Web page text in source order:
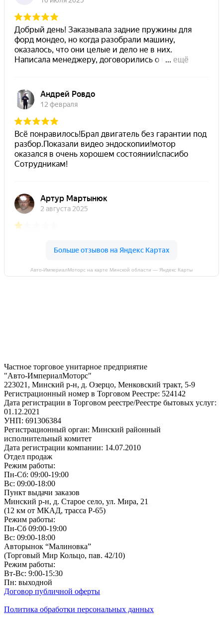
Авто-ИмпериалМоторс на карте Минской области — Яндекс Карты
Частное торговое унитарное предприятие
"Авто-ИмпериалМоторс"
223021, Минский р-н, д. Озерцо, Менковский тракт, 5-9
Регистрационный номер в Торговом Реестре: 524142
Дата регистрации в Торговом реестре/Реестре бытовых услуг:
01.12.2021
УНП: 691306384
Регистрационный орган: Минский районный
исполнительный комитет
Дата регистрации компании: 14.07.2010
Отдел продаж
Режим работы:
Пн-Сб: 09:00-19:00
Вс: 09:00-18:00
Пункт выдачи заказов
Минский р-н, д. Старое село, ул. Мира, 21
(12 км от МКАД, трасса P-65)
Режим работы:
Пн-Сб 09:00-19:00
Вс: 09:00-18:00
Авторынок “Малиновка”
(Торговый Мир Кольцо, пав. 42/10)
Режим работы:
Вт-Вс: 9:00-15:30
Пн: выходной
Договор публичной оферты
Политика обработки персональных данных